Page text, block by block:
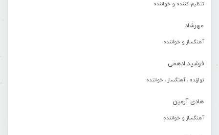
تنظیم کننده و خواننده
مهرشاد
آهنگساز و خواننده
فرشید ادهمی
نوازنده ، آهنگساز ، خواننده
هادی آرمین
آهنگساز و خواننده